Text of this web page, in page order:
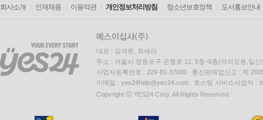
회사소개 인재채용 이용약관 개인정보처리방침 청소년보호정책 도서홍보안내
대표 : 김석환, 최세라
주소 : 서울시 영등포구 은행로 11, 5층~6층(여의도동,일신
사업자등록번호 : 229-81-37000 통신판매업신고 : 제
이메일 : yes24help@yes24.com 호스팅 서비스사업자 :
Copyright ⓒ YES24 Corp. All Rights Reserved.